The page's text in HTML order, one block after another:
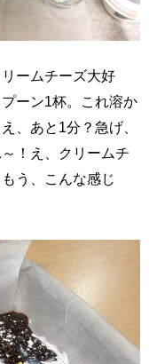
ームチーズ大好
ーン1杯。これ溶か
、あと1分？急げ、
！え、クリームチ
う、こんな感じ